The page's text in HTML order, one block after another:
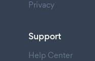
Privacy
Support
Help Center